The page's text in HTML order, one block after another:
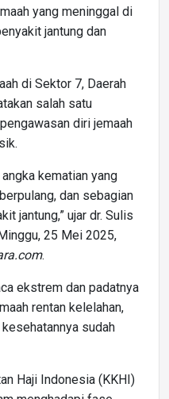
yang meninggal di
jantung dan
di Sektor 7, Daerah
salah satu
diri jemaah
kematian yang
dan sebagian
jantung,” ujar dr. Sulis
25 Mei 2025,
.
ekstrem dan padatnya
rentan kelelahan,
sudah
Haji Indonesia (KKHI)